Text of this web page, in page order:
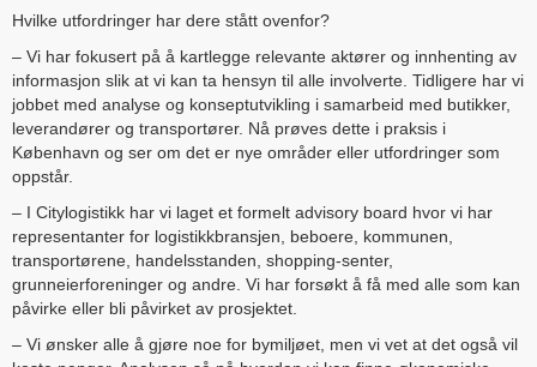
Hvilke utfordringer har dere stått ovenfor?
– Vi har fokusert på å kartlegge relevante aktører og innhenting av
informasjon slik at vi kan ta hensyn til alle involverte. Tidligere har vi
jobbet med analyse og konseptutvikling i samarbeid med butikker,
leverandører og transportører. Nå prøves dette i praksis i
København og ser om det er nye områder eller utfordringer som
oppstår.
– I Citylogistikk har vi laget et formelt advisory board hvor vi har
representanter for logistikkbransjen, beboere, kommunen,
transportørene, handelsstanden, shopping-senter,
grunneierforeninger og andre. Vi har forsøkt å få med alle som kan
påvirke eller bli påvirket av prosjektet.
– Vi ønsker alle å gjøre noe for bymiljøet, men vi vet at det også vil